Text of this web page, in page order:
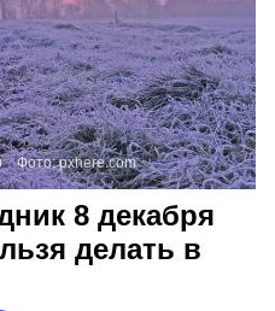
Фото:pxhere.com
8 декабря
делать в